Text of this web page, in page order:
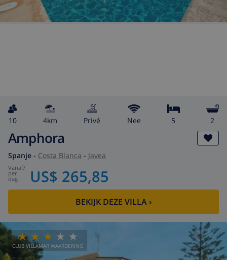
10 4km privé Nee 5 2
Amphora
Spanje - Costa Blanca - Javea
vanaf/
per
dag US$ 265,85
BEKIJK DEZE VILLA ›
CLUB VILLAMAR WAARDERING